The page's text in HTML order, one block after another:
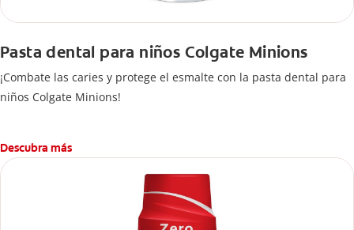
Pasta dental para niños Colgate Minions
¡Combate las caries y protege el esmalte con la pasta dental para
niños Colgate Minions!
Descubra más